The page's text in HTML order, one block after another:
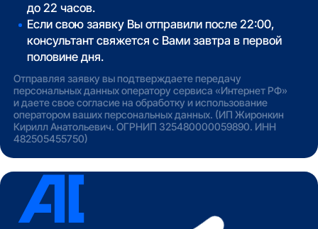
до 22 часов.
Если свою заявку Вы отправили после 22:00,
консультант свяжется с Вами завтра в первой
половине дня.
Отправляя заявку вы подтверждаете передачу
персональных данных оператору сервиса «Интернет РФ»
и даете свое согласие на обработку и использование
оператором ваших персональных данных. (ИП Жиронкин
Кирилл Анатольевич. ОГРНИП 325480000059890. ИНН
482505455750)